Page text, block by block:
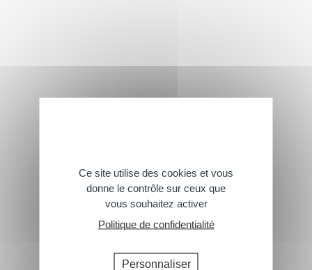
Abonnez-vous à notre newsletter
> Inscrivez-vous
Ce site utilise des cookies et vous
donne le contrôle sur ceux que
vous souhaitez activer
Politique de confidentialité
Personnaliser